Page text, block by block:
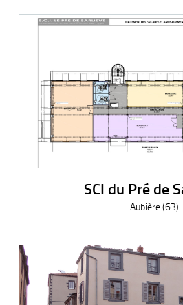
SCI du Pré de
Aubière (63)